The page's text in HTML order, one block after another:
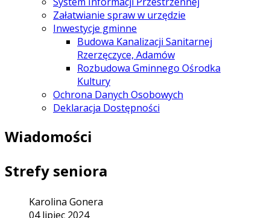
Załatwianie spraw w urzędzie
Inwestycje gminne
Budowa Kanalizacji Sanitarnej
Rzerzęczyce, Adamów
Rozbudowa Gminnego Ośrodka
Kultury
Ochrona Danych Osobowych
Deklaracja Dostępności
Wiadomości
Strefy seniora
Karolina Gonera
04 lipiec 2024